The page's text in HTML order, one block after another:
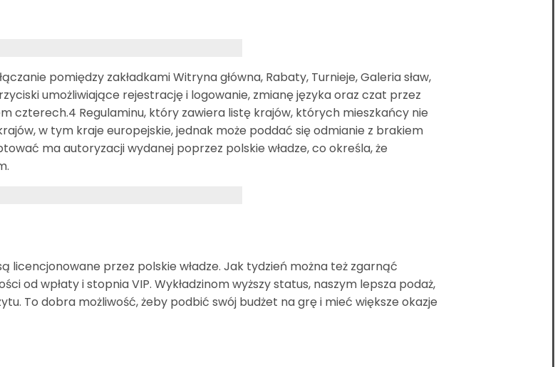
pomiędzy zakładkami Witryna główna, Rabaty, Turnieje, Galeria sław,
umożliwiające rejestrację i logowanie, zmianę języka oraz czat przez
czterech.4 Regulaminu, który zawiera listę krajów, których mieszkańcy nie
w tym kraje europejskie, jednak może poddać się odmianie z brakiem
ma autoryzacji wydanej poprzez polskie władze, co określa, że
licencjonowane przez polskie władze. Jak tydzień można też zgarnąć
od wpłaty i stopnia VIP. Wykładzinom wyższy status, naszym lepsza podaż,
To dobra możliwość, żeby podbić swój budżet na grę i mieć większe okazje